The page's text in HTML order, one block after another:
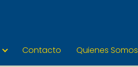
Contacto Quienes Somos